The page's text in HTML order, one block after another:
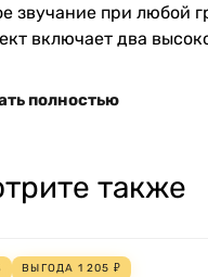
звучание при любой
включает два
полностью
также
ВЫГОДА 1 205 ₽